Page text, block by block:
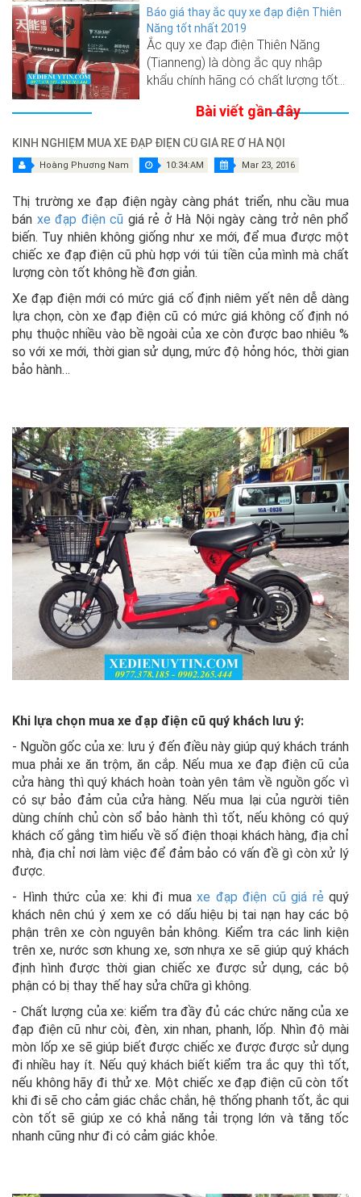
Báo giá thay ắc quy xe đạp điện Thiên
Năng tốt nhất 2019
Ắc quy xe đạp điện Thiên Năng
(Tianneng) là dòng ắc quy nhập
khẩu chính hãng có chất lượng tốt...
Bài viết gần đây
KINH NGHIỆM MUA XE ĐẠP ĐIỆN CŨ GIÁ RẺ Ở HÀ NỘI
Hoàng Phương Nam 10:34:AM Mar 23, 2016
Thị trường xe đạp điện ngày càng phát triển, nhu cầu mua
bán xe đạp điện cũ giá rẻ ở Hà Nội ngày càng trở nên phổ
biến. Tuy nhiên không giống như xe mới, để mua được một
chiếc xe đạp điện cũ phù hợp với túi tiền của mình mà chất
lượng còn tốt không hề đơn giản.
Xe đạp điện mới có mức giá cố định niêm yết nên dễ dàng
lựa chọn, còn xe đạp điện cũ có mức giá không cố định nó
phụ thuộc nhiều vào bề ngoài của xe còn được bao nhiêu %
so với xe mới, thời gian sử dụng, mức độ hỏng hóc, thời gian
bảo hành…
Khi lựa chọn mua xe đạp điện cũ quý khách lưu ý:
- Nguồn gốc của xe: lưu ý đến điều này giúp quý khách tránh
mua phải xe ăn trộm, ăn cắp. Nếu mua xe đạp điện cũ của
cửa hàng thì quý khách hoàn toàn yên tâm về nguồn gốc vì
có sự bảo đảm của cửa hàng. Nếu mua lại của người tiên
dùng chính chủ còn sổ bảo hành thì tốt, nếu không có quý
khách cố gắng tìm hiểu về số điện thoại khách hàng, địa chỉ
nhà, địa chỉ nơi làm việc để đảm bảo có vấn đề gì còn xử lý
được.
- Hình thức của xe: khi đi mua xe đạp điện cũ giá rẻ quý
khách nên chú ý xem xe có dấu hiệu bị tai nạn hay các bộ
phận trên xe còn nguyên bản không. Kiểm tra các linh kiện
trên xe, nước sơn khung xe, sơn nhựa xe sẽ giúp quý khách
định hình được thời gian chiếc xe được sử dụng, các bộ
phận có bị thay thế hay sửa chữa gì không.
- Chất lượng của xe: kiểm tra đầy đủ các chức năng của xe
đạp điện cũ như còi, đèn, xin nhan, phanh, lốp. Nhìn độ mài
mòn lốp xe sẽ giúp biết được chiếc xe được được sử dụng
đi nhiều hay ít. Nếu quý khách biết kiểm tra ắc quy thì tốt,
nếu không hãy đi thử xe. Một chiếc xe đạp điện cũ còn tốt
khi đi sẽ cho cảm giác chắc chắn, hệ thống phanh tốt, ắc qui
còn tốt sẽ giúp xe có khả năng tải trọng lớn và tăng tốc
nhanh cũng như đi có cảm giác khỏe.